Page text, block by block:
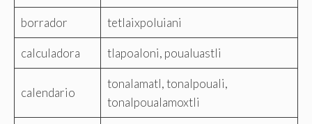
borrador tetlaixpoluiani
calculadora tlapoaloni, poualuastli
calendario
tonalamatl, tonalpouali,
tonalpoualamoxtli